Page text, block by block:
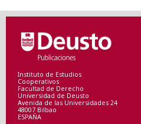
Instituto de Estudios
Cooperativos
Facultad de Derecho
Universidad de Deusto
Avenida de las Universidades 24
48007 Bilbao
ESPAÑA